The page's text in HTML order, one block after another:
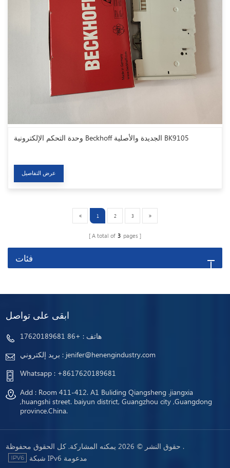
وحدة التحكم الإلكترونية Beckhoff الجديدة والأصلية BK9105
عرض التفاصيل
1 2 3
A total of 3 pages
فئات
ابقى على تواصل
هاتف : +86 17620189681
بريد إلكتروني : jenifer@henengindustry.com
Whatsapp : +8617620189681
Add : Room 411-412. A1 Buliding Qiangsheng .jiangxia
,huangshi street. baiyun district, Guangzhou city ,Guangdong
province.China.
حقوق النشر © 2026 يمكنه المشاركة. كل الحقوق محفوظة .
شبكة IPv6 مدعومة